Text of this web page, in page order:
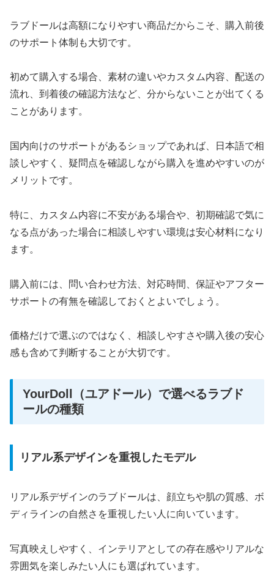
ラブドールは高額になりやすい商品だからこそ、購入前後
のサポート体制も大切です。
初めて購入する場合、素材の違いやカスタム内容、配送の
流れ、到着後の確認方法など、分からないことが出てくる
ことがあります。
国内向けのサポートがあるショップであれば、日本語で相
談しやすく、疑問点を確認しながら購入を進めやすいのが
メリットです。
特に、カスタム内容に不安がある場合や、初期確認で気に
なる点があった場合に相談しやすい環境は安心材料になり
ます。
購入前には、問い合わせ方法、対応時間、保証やアフター
サポートの有無を確認しておくとよいでしょう。
価格だけで選ぶのではなく、相談しやすさや購入後の安心
感も含めて判断することが大切です。
YourDoll（ユアドール）で選べるラブド
ールの種類
リアル系デザインを重視したモデル
リアル系デザインのラブドールは、顔立ちや肌の質感、ボ
ディラインの自然さを重視したい人に向いています。
写真映えしやすく、インテリアとしての存在感やリアルな
雰囲気を楽しみたい人にも選ばれています。